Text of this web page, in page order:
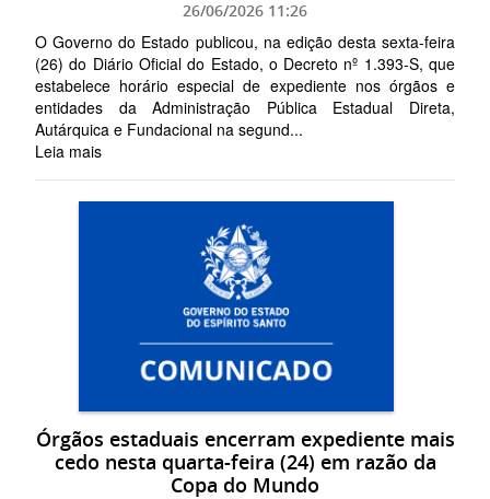
26/06/2026 11:26
O Governo do Estado publicou, na edição desta sexta-feira
(26) do Diário Oficial do Estado, o Decreto nº 1.393-S, que
estabelece horário especial de expediente nos órgãos e
entidades da Administração Pública Estadual Direta,
Autárquica e Fundacional na segund...
Leia mais
Órgãos estaduais encerram expediente mais
cedo nesta quarta-feira (24) em razão da
Copa do Mundo